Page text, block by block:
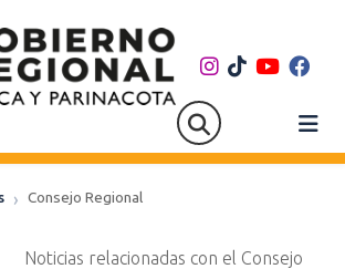
Consejo Regional
Noticias relacionadas con el Consejo